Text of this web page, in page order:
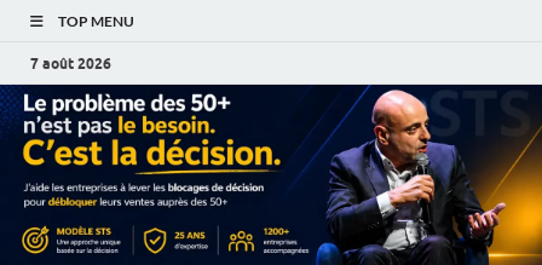
TOP MENU
7 août 2026